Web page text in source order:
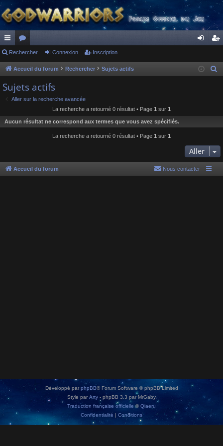
ac
co
ur
ci
or
u
s
ne cri
Rechercher Connexion Inscription
Accueil du forum Rechercher Sujets actifs
h
e
Sujets actifs
Aller sur la recherche avancée
La recherche a retourné 0 résultat • Page 1 sur 1
Aucun résultat ne correspond aux termes que vous avez spécifiés.
La recherche a retourné 0 résultat • Page 1 sur 1
Aller
Accueil du forum Nous contacter
Développé par phpBB® Forum Software © phpBB Limited
Style parArty - phpBB 3.3 par MrGaby
Traduction française officielle ©Qiaeru
Confidentialité | Conditions